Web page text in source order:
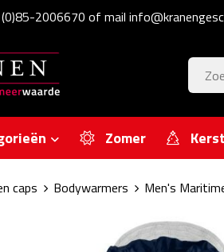
2006670 of mail
Zomer
caps Bodywarmers Men's